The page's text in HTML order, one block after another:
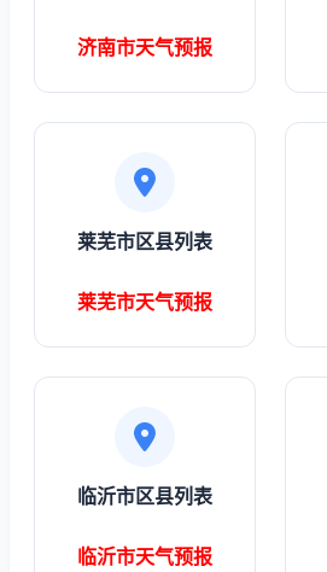
济南市天气预报
莱芜市区县列表
莱芜市天气预报
临沂市区县列表
临沂市天气预报